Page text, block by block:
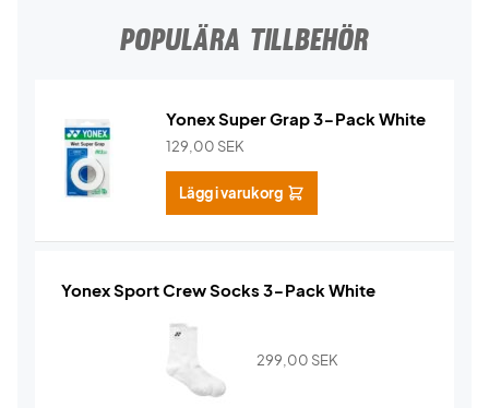
POPULÄRA TILLBEHÖR
Yonex Super Grap 3-Pack White
129,00 SEK
Lägg i varukorg
Yonex Sport Crew Socks 3-Pack White
299,00 SEK